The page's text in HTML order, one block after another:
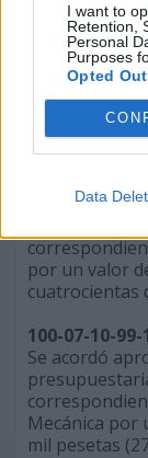
I want to
Retention,
Personal
Purposes
Opted Out
Data
100-07-10-
Se acordó
valor de
ptas).
Se acordó
por un valor
cuatrocientas
100-07-10-99-
Se acordó
Mecánica por
mil pesetas